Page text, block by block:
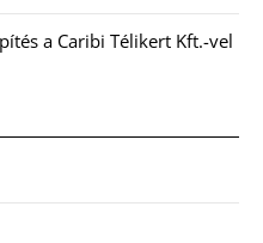
a Caribi Télikert Kft.-vel